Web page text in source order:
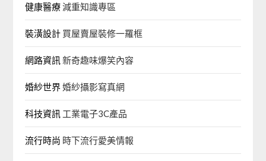
健康醫療減重知識專區
裝潢設計 買屋賣屋裝修一羅框
網路資訊 新奇趣味爆笑內容
婚紗世界婚紗攝影寫真網
科技資訊 工業電子3C產品
流行時尚 時下流行愛美情報